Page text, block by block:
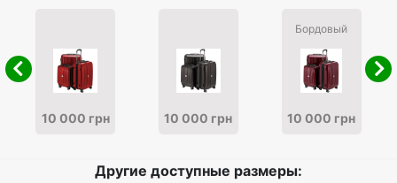
10 000 грн 10 000 грн
Бордовый
10 000 грн
Другие доступные размеры: